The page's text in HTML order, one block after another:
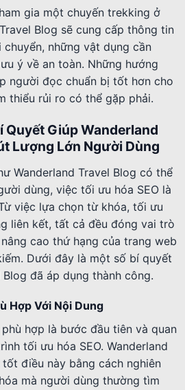
gia một chuyến trekking ở
Blog sẽ cung cấp thông tin
những vật dụng cần
ý về an toàn. Những hướng
người đọc chuẩn bị tốt hơn cho
thiểu rủi ro có thể gặp phải.
Quyết Giúp Wanderland
Lượng Lớn Người Dùng
Wanderland Travel Blog có thể
dùng, việc tối ưu hóa SEO là
việc lựa chọn từ khóa, tối ưu
liên kết, tất cả đều đóng vai trò
cao thứ hạng của trang web
Dưới đây là một số bí quyết
Blog đã áp dụng thành công.
Hợp Với Nội Dung
hợp là bước đầu tiên và quan
tối ưu hóa SEO. Wanderland
điều này bằng cách nghiên
mà người dùng thường tìm